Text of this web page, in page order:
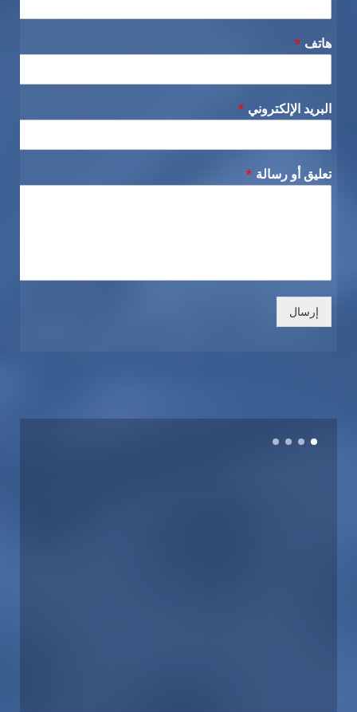
هاتف *
البريد الإلكتروني *
تعليق أو رسالة *
إرسال